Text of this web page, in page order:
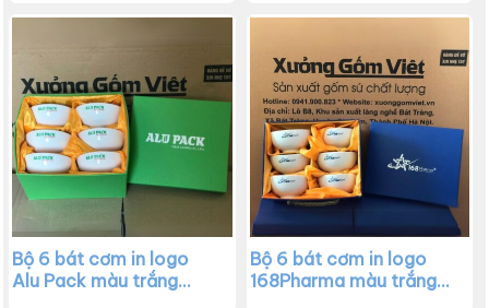
XG-BC04
XG-BC03
Bộ 6 bát cơm in logo
Alu Pack màu trắng
Bộ 6 bát cơm in logo
168Pharma màu trắng